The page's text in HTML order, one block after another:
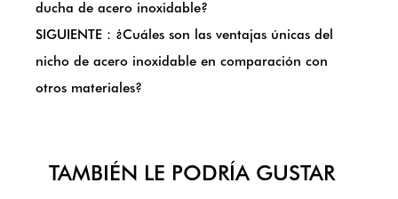
ducha de acero inoxidable?
SIGUIENTE：¿Cuáles son las ventajas únicas del
nicho de acero inoxidable en comparación con
otros materiales?
TAMBIÉN LE PODRÍA GUSTAR